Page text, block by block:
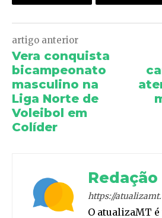
artigo anterior
Vera conquista
bicampeonato
masculino na
Liga Norte de
Voleibol em
Colíder
Redação
https://
O atualizaMT